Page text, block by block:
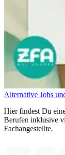
Alternative Jobs
Hier findest Du
Berufen inklusive
Fachangestellte.